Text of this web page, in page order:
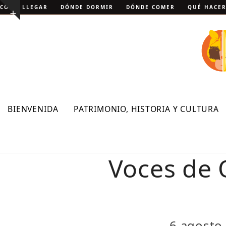
Skip
to Show
CÓMO LLEGAR DÓNDE DORMIR DÓNDE COMER QUÉ HACER
BIENVENIDA PATRIMONIO, HISTORIA Y CULTURA
Voces